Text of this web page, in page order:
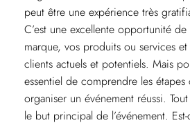
peut être une expérience très
C’est une excellente opportunité
marque, vos produits ou services
clients actuels et potentiels. Mais
essentiel de comprendre les
organiser un événement réussi.
le but principal de l’événement.